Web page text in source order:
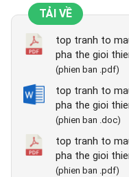
TẢI VỀ
top tranh to
pha the gioi
(phien ban .pdf)
top tranh to
pha the gioi
(phien ban .doc)
top tranh to
pha the gioi
(phien ban .pdf)